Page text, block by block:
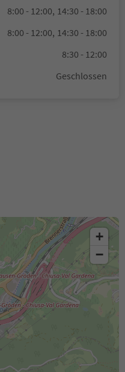
8:00 - 12:00, 14:30 - 18:00
8:00 - 12:00, 14:30 - 18:00
8:30 - 12:00
Geschlossen
+
−